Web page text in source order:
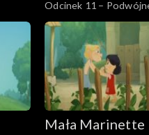
Odcinek 11 –
Mała Marinette